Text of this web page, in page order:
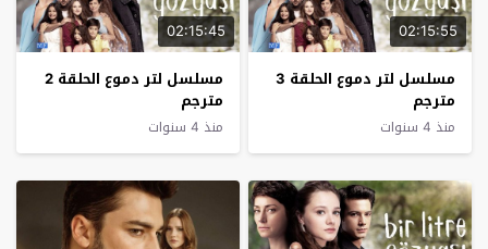
02:15:55
مسلسل لتر دموع الحلقة 3
مترجم
منذ 4 سنوات
02:15:45
مسلسل لتر دموع الحلقة 2
مترجم
منذ 4 سنوات